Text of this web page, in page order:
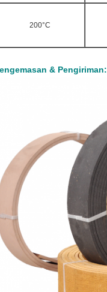
200°C
& Pengiriman: